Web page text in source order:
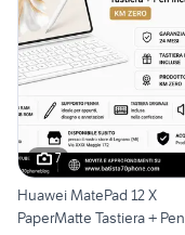
7
Huawei MatePad 12 X
PaperMatte Tastiera + Pen